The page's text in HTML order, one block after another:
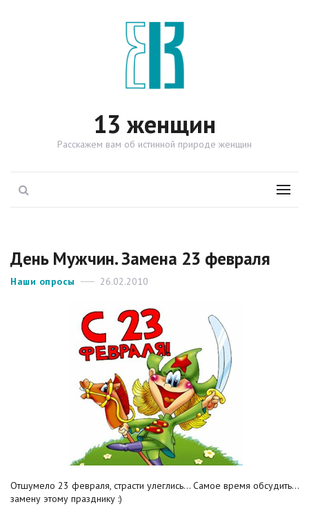
13 женщин
Расскажем вам об истинной природе женщин
Menu
День Мужчин. Замена 23 февраля
Рубрики
Наши опросы Опубликовано
26.02.2010
Отшумело 23 февраля, страсти улеглись... Самое время обсудить...
замену этому празднику :)